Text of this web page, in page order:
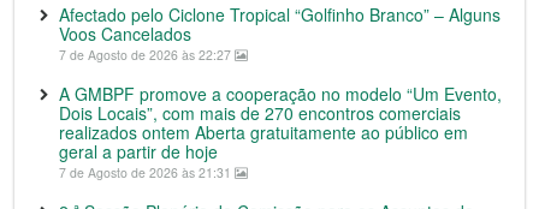
Afectado pelo Ciclone Tropical “Golfinho Branco” – Alguns
Voos Cancelados
7 de Agosto de 2026 às 22:27
A GMBPF promove a cooperação no modelo “Um Evento,
Dois Locais”, com mais de 270 encontros comerciais
realizados ontem Aberta gratuitamente ao público em
geral a partir de hoje
7 de Agosto de 2026 às 21:31